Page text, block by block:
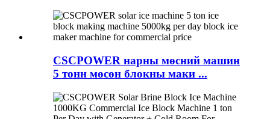
CSCPOWER нарны мөсний машин
5 тонн мөсөн блокны маки ...